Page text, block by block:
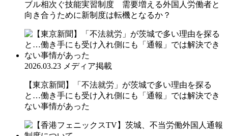
ブル相次ぐ技能実習制度 需要増える外国人労働者と
向き合うために新制度は転機となるか？
2026.03.23 メディア掲載
【東京新聞】「不法就労」が茨城で多い理由を探る
と…働き手にも受け入れ側にも「通報」では解決でき
ない事情があった